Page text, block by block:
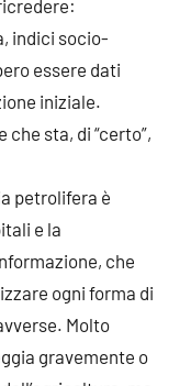
indici socio-
essere dati
iniziale.
che sta, di “certo”,
petrolifera è
e la
che
ogni forma di
Molto
gravemente o